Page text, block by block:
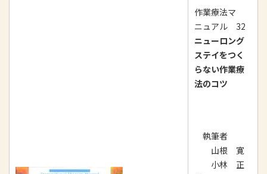
作業療法マ
ニュアル 32
ニューロング
ステイをつく
らない作業療
法のコツ
執筆者
山根 寛
小林 正